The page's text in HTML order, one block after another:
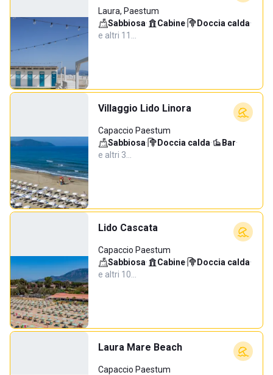
Laura, Paestum
Sabbiosa· Cabine· Doccia calda·
e altri 11…
Villaggio Lido Linora
Capaccio Paestum
Sabbiosa· Doccia calda· Bar·
e altri 3…
Lido Cascata
Capaccio Paestum
Sabbiosa· Cabine· Doccia calda·
e altri 10…
Laura Mare Beach
Capaccio Paestum